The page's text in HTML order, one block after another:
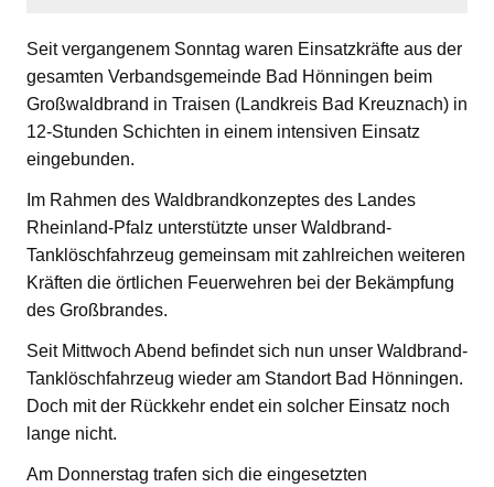
Seit vergangenem Sonntag waren Einsatzkräfte aus der
gesamten Verbandsgemeinde Bad Hönningen beim
Großwaldbrand in Traisen (Landkreis Bad Kreuznach) in
12-Stunden Schichten in einem intensiven Einsatz
eingebunden.
Im Rahmen des Waldbrandkonzeptes des Landes
Rheinland-Pfalz unterstützte unser Waldbrand-
Tanklöschfahrzeug gemeinsam mit zahlreichen weiteren
Kräften die örtlichen Feuerwehren bei der Bekämpfung
des Großbrandes.
Seit Mittwoch Abend befindet sich nun unser Waldbrand-
Tanklöschfahrzeug wieder am Standort Bad Hönningen.
Doch mit der Rückkehr endet ein solcher Einsatz noch
lange nicht.
Am Donnerstag trafen sich die eingesetzten